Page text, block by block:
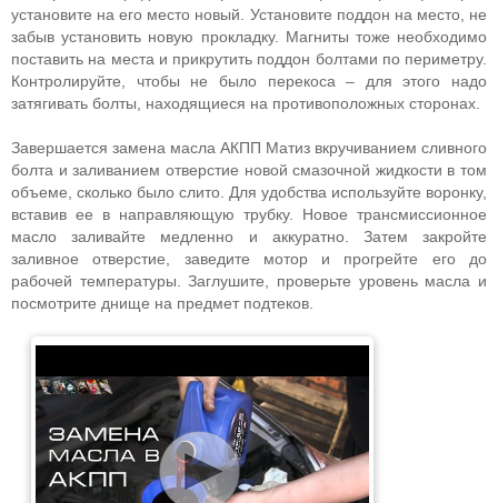
установите на его место новый. Установите поддон на место, не
забыв установить новую прокладку. Магниты тоже необходимо
поставить на места и прикрутить поддон болтами по периметру.
Контролируйте, чтобы не было перекоса – для этого надо
затягивать болты, находящиеся на противоположных сторонах.
Завершается замена масла АКПП Матиз вкручиванием сливного
болта и заливанием отверстие новой смазочной жидкости в том
объеме, сколько было слито. Для удобства используйте воронку,
вставив ее в направляющую трубку. Новое трансмиссионное
масло заливайте медленно и аккуратно. Затем закройте
заливное отверстие, заведите мотор и прогрейте его до
рабочей температуры. Заглушите, проверьте уровень масла и
посмотрите днище на предмет подтеков.